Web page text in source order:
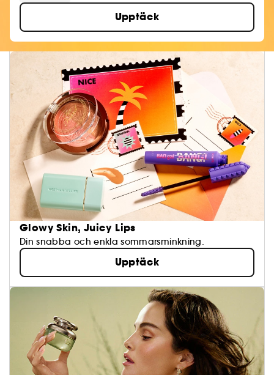
Upptäck
Glowy Skin, Juicy Lips
Din snabba och enkla sommarsminkning.
Upptäck